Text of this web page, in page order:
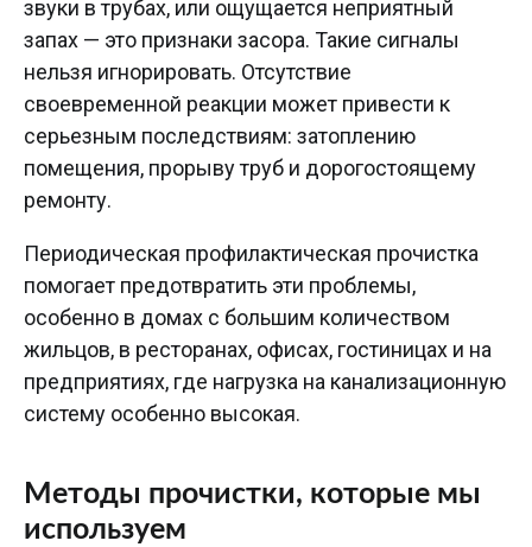
звуки в трубах, или ощущается неприятный
запах — это признаки засора. Такие сигналы
нельзя игнорировать. Отсутствие
своевременной реакции может привести к
серьезным последствиям: затоплению
помещения, прорыву труб и дорогостоящему
ремонту.
Периодическая профилактическая прочистка
помогает предотвратить эти проблемы,
особенно в домах с большим количеством
жильцов, в ресторанах, офисах, гостиницах и на
предприятиях, где нагрузка на канализационную
систему особенно высокая.
Методы прочистки, которые мы
используем